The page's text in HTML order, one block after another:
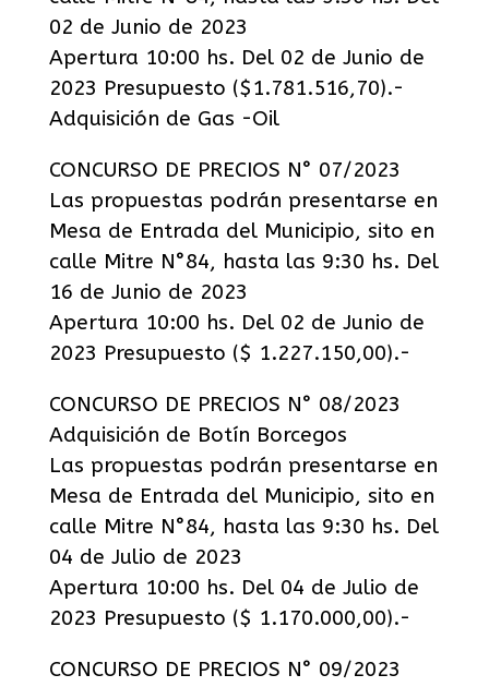
02 de Junio de 2023
Apertura 10:00 hs. Del 02 de Junio de
2023 Presupuesto ($1.781.516,70).-
Adquisición de Gas -Oil
CONCURSO DE PRECIOS N° 07/2023
Las propuestas podrán presentarse en
Mesa de Entrada del Municipio, sito en
calle Mitre N°84, hasta las 9:30 hs. Del
16 de Junio de 2023
Apertura 10:00 hs. Del 02 de Junio de
2023 Presupuesto ($ 1.227.150,00).-
CONCURSO DE PRECIOS N° 08/2023
Adquisición de Botín Borcegos
Las propuestas podrán presentarse en
Mesa de Entrada del Municipio, sito en
calle Mitre N°84, hasta las 9:30 hs. Del
04 de Julio de 2023
Apertura 10:00 hs. Del 04 de Julio de
2023 Presupuesto ($ 1.170.000,00).-
CONCURSO DE PRECIOS N° 09/2023